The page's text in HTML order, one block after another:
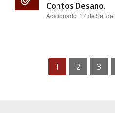
Contos Desano.
Adicionado: 17 de Set de
1 2 3